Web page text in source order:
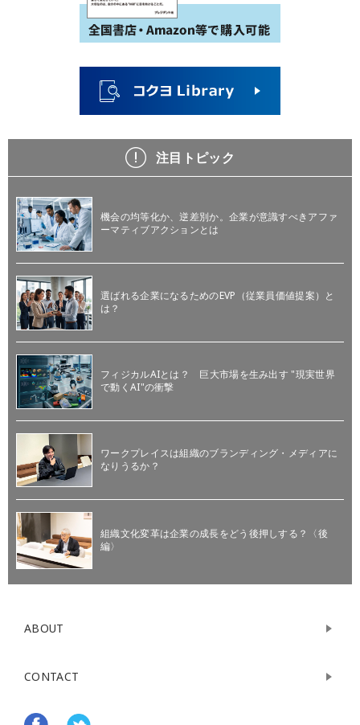
注目トピック
機会の均等化か、逆差別か。企業が意識すべきアファ
ーマティブアクションとは
選ばれる企業になるためのEVP（従業員価値提案）と
は？
フィジカルAIとは？ 巨大市場を生み出す "現実世界
で動くAI"の衝撃
ワークプレイスは組織のブランディング・メディアに
なりうるか？
組織文化変革は企業の成長をどう後押しする？〈後
編〉
ABOUT
CONTACT